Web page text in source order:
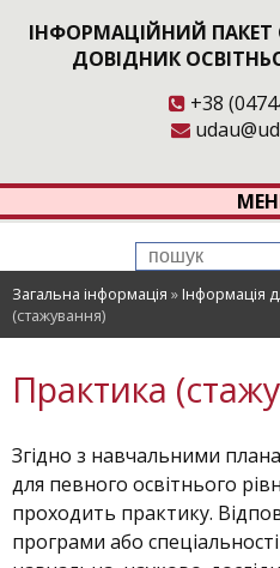
ІНФОРМАЦІЙНИЙ ПАКЕТ
ДОВІДНИК
+38
Загальна інформація »Інформація
(стажування)
Практика
Згідно з навчальними
для певного освітнього
проходить практику.
програми або